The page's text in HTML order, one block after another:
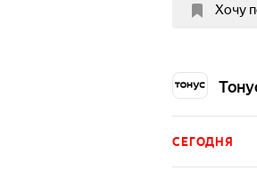
Хочу
СЕГОДНЯ